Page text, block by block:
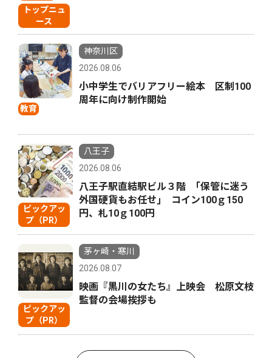
トップニュ
ース
教育
神奈川区
2026.08.06
小中学生でバリアフリー絵本 区制100
周年に向け制作開始
ピックアッ
プ（PR）
八王子
2026.08.06
八王子駅直結駅ビル３階 ｢保管に迷う
外国硬貨もお任せ｣ コイン100ｇ150
円、札10ｇ100円
ピックアッ
プ（PR）
茅ヶ崎・寒川
2026.08.07
映画『黒川の女たち』上映会 松原文枝
監督の会場挨拶も